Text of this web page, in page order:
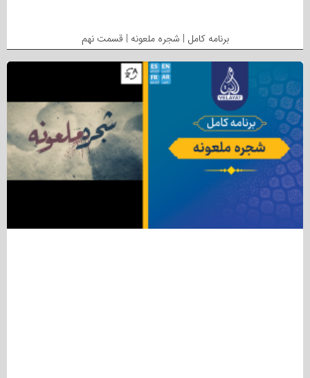
برنامه کامل | شجره ملعونه | قسمت نهم